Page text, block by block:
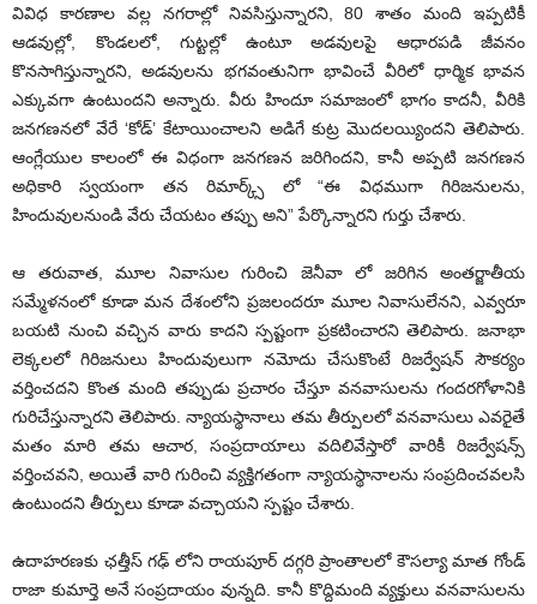
వివిధ కారణాల వల్ల నగరాల్లో నివసిస్తున్నార‌ని, 80 శాతం మంది ఇప్పటికీ
ఆడవుల్లో, కొండలలో, గుట్టల్లో ఉంటూ అడవులపై ఆధారపడి జీవ‌నం
కొన‌సాగిస్తున్నార‌ని, అడవులను భగవంతునిగా భావించే వీరిలో ధార్మిక భావన
ఎక్కువగా ఉంటుంద‌ని అన్నారు. వీరు హిందూ సమాజంలో భాగం కాదనీ, వీరికి
జనగణనలో వేరే ‘కోడ్’ కేటాయించాలని అడిగే కుట్ర మొదలయ్యింద‌ని తెలిపారు.
ఆంగ్లేయుల కాలంలో ఈ విధంగా జనగణన జరిగింద‌ని, కానీ అప్పటి జనగణన
అధికారి స్వయంగా తన రిమార్క్స్ లో “ఈ విధముగా గిరిజనులను,
హిందువులనుండి వేరు చేయటం తప్పు అని” పేర్కొన్నార‌ని గుర్తు చేశారు.
ఆ తరువాత, మూల నివాసుల గురించి జెనీవా లో జరిగిన అంతర్జాతీయ
సమ్మేళనంలో కూడా మన దేశంలోని ప్రజలందరూ మూల నివాసులేనని, ఎవ్వరూ
బయటి నుంచి వచ్చిన వారు కాదని స్పష్టంగా ప్రకటించార‌ని తెలిపారు. జనాభా
లెక్కలలో గిరిజ‌నులు హిందువులుగా నమోదు చేసుకొంటే రిజర్వేషన్ సౌకర్యం
వర్తించదని కొంత మంది తప్పుడు ప్రచారం చేస్తూ వనవాసులను గందరగోళానికి
గురిచేస్తున్నార‌ని తెలిపారు. న్యాయస్థానాలు తమ తీర్పులలో వనవాసులు ఎవరైతే
మతం మారి తమ ఆచార, సంప్రదాయాలు వదిలివేస్తారో వారికీ రిజర్వేషన్స్
వర్తించవని, అయితే వారి గురించి వ్యక్తిగతంగా న్యాయస్థానాలను సంప్రదించవలసి
ఉంటుందని తీర్పులు కూడా వ‌చ్చాయ‌ని స్ప‌ష్టం చేశారు.
ఉదాహరణకు ఛత్తీస్ గఢ్ లోని రాయపూర్ దగ్గరి ప్రాంతాలలో కౌసల్యా మాత గోండ్
రాజా కుమార్తె అనే సంప్రదాయం వున్నది. కానీ కొద్దిమంది వ్యక్తులు వనవాసులను